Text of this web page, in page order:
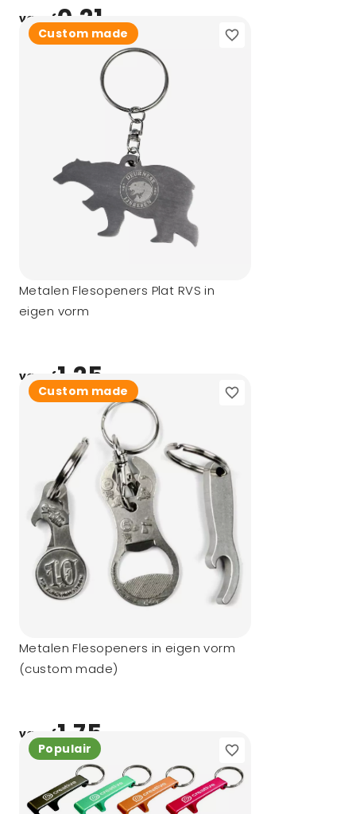
vanaf0,21
Custom made
Metalen Flesopeners Plat RVS in
eigen vorm
vanaf1,25
Custom made
Metalen Flesopeners in eigen vorm
(custom made)
vanaf1,75
Populair